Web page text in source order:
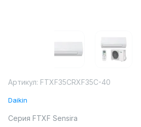
Артикул: FTXF35CRXF35C-40
Daikin
Серия FTXF Sensira